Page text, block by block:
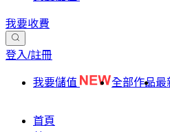
我要收費
登入/註冊
我要儲值 全部作品最
首頁